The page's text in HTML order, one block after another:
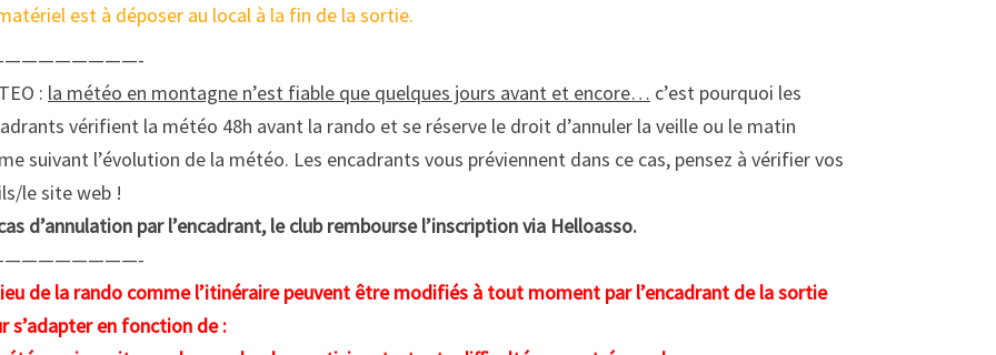
est à déposer au local à la fin de la sortie.
: la météo en montagne n’est fiable que quelques jours avant et encore… c’est pourquoi les
vérifient la météo 48h avant la rando et se réserve le droit d’annuler la veille ou le matin
suivant l’évolution de la météo. Les encadrants vous préviennent dans ce cas, pensez à vérifier vos
le site web !
d’annulation par l’encadrant, le club rembourse l’inscription via Helloasso.
de la rando comme l’itinéraire peuvent être modifiés à tout moment par l’encadrant de la sortie
s’adapter en fonction de :